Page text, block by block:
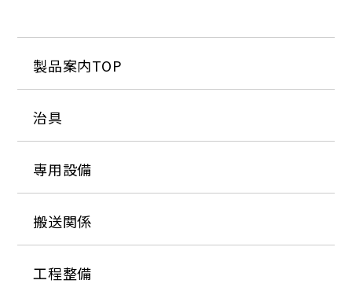
製品案内TOP
治具
専用設備
搬送関係
工程整備